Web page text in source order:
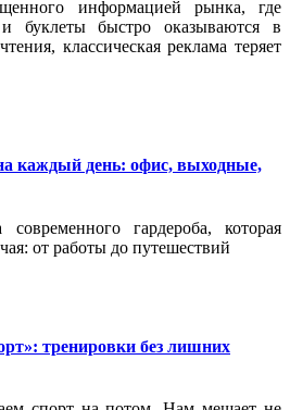
информацией рынка, где
буклеты быстро оказываются в
классическая реклама теряет
каждый день: офис, выходные,
гардероба, которая
от работы до путешествий
тренировки без лишних